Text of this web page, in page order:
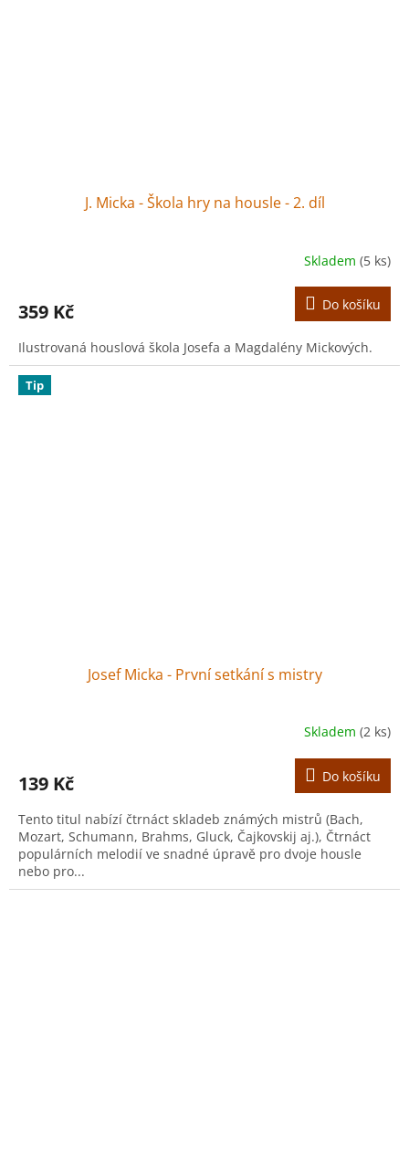
J. Micka - Škola hry na housle - 2. díl
Skladem (5 ks)
359 Kč Do košíku
Ilustrovaná houslová škola Josefa a Magdalény Mickových.
Tip
Josef Micka - První setkání s mistry
Skladem (2 ks)
139 Kč Do košíku
Tento titul nabízí čtrnáct skladeb známých mistrů (Bach,
Mozart, Schumann, Brahms, Gluck, Čajkovskij aj.), Čtrnáct
populárních melodií ve snadné úpravě pro dvoje housle
nebo pro...